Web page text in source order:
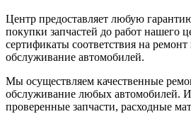
Центр предоставляет любую
покупки запчастей до работ нашего
сертификаты соответствия на ремонт
обслуживание автомобилей.
Мы осуществляем качественные
обслуживание любых автомобилей.
проверенные запчасти, расходные